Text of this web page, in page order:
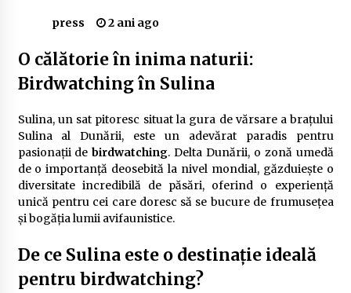
2 ani ago
în România (2024)
Cum să alegi firul de pescuit perfect pentru
crap: Ghid complet pentru pescari
2 ani ago
Uloga lokalne ekonomije u razvoju zajednice
2 ani ago
Cotele Dunării: Monitorizare și Prognoze
Hidrologice prin DanubeAlert.com
press 2 ani ago
O călătorie în inima naturii:
Birdwatching în Sulina
Sulina, un sat pitoresc situat la gura de vărsare a brațului
Sulina al Dunării, este un adevărat paradis pentru
pasionații debirdwatching. Delta Dunării, o zonă umedă
de o importanță deosebită la nivel mondial, găzduiește o
diversitate incredibilă de păsări, oferind o experiență
unică pentru cei care doresc să se bucure de frumusețea
și bogăția lumii avifaunistice.
De ce Sulina este o destinație ideală
pentru birdwatching?